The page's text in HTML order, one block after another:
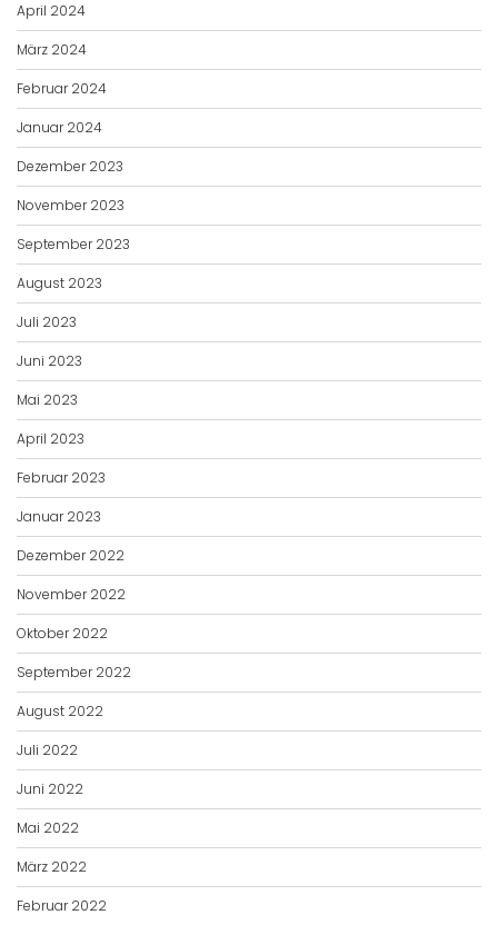
April 2024
März 2024
Februar 2024
Januar 2024
Dezember 2023
November 2023
September 2023
August 2023
Juli 2023
Juni 2023
Mai 2023
April 2023
Februar 2023
Januar 2023
Dezember 2022
November 2022
Oktober 2022
September 2022
August 2022
Juli 2022
Juni 2022
Mai 2022
März 2022
Februar 2022